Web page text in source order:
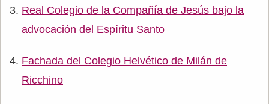
Real Colegio de la Compañía de Jesús bajo la
advocación del Espíritu Santo
Fachada del Colegio Helvético de Milán de
Ricchino